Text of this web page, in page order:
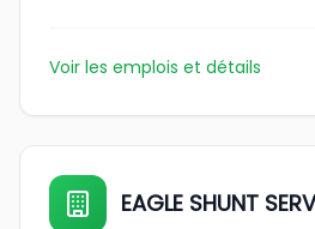
Voir les emplois et détails
EAGLE SHUNT